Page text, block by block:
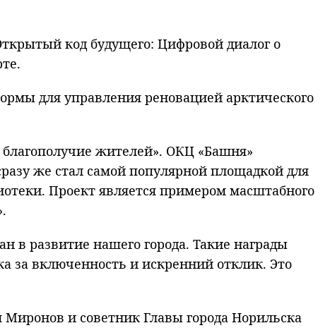
код будущего: Цифровой диалог о
для управления реновацией арктического
жителей». ОКЦ «Башня»
же стал самой популярной площадкой для
Проект является примером масштабного
в развитие нашего города. Такие награды
за включенность и искренний отклик. Это
и советник Главы города Норильска